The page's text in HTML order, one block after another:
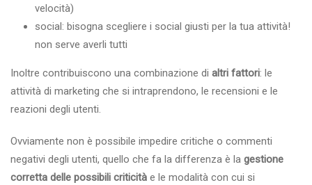
velocità)
social: bisogna scegliere i social giusti per la tua attività!
non serve averli tutti
Inoltre contribuiscono una combinazione di altri fattori: le
attività di marketing che si intraprendono, le recensioni e le
reazioni degli utenti.
Ovviamente non è possibile impedire critiche o commenti
negativi degli utenti, quello che fa la differenza è la gestione
corretta delle possibili criticità e le modalità con cui si